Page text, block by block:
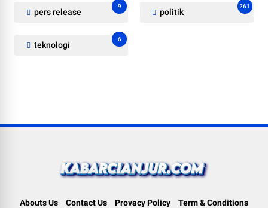
pers release
9
politik
261
teknologi
6
Abouts Us Contact Us Provacy Policy
Term & Conditions